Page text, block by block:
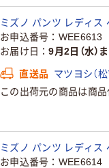
ミズノ パンツ レディス
お申込番号
WEE6613
お届け日
9月2日（水）
直送品
マツヨシ（
この出荷元の商品は商
ミズノ パンツ レディス
お申込番号
WEE6614